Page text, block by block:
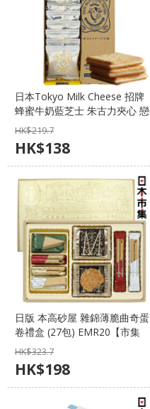
日本Tokyo Milk Cheese 招牌
蜂蜜牛奶藍芝士 朱古力夾心 戀
人曲奇禮盒 (1盒10件)【市集
世界 - 日本市集】
HK$219.7
HK$138
日版 本高砂屋 雜錦薄脆曲奇蛋
卷禮盒 (27包) EMR20【市集
世界 - 日本市集】
HK$323.7
HK$198